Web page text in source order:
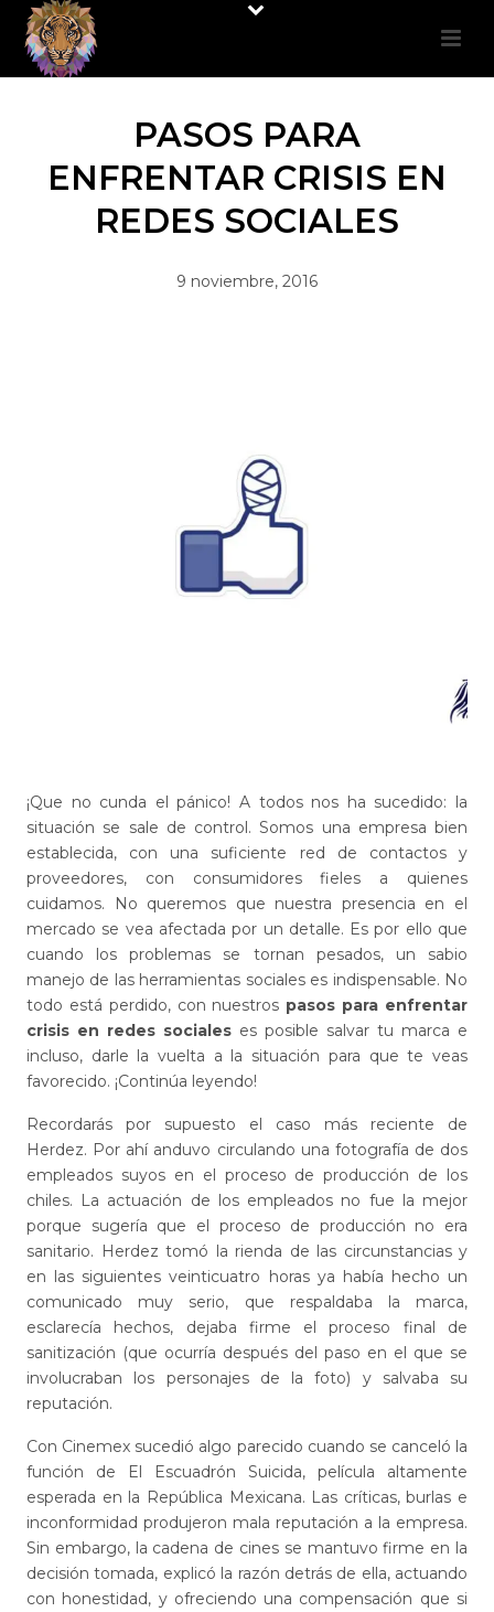
PASOS PARA
ENFRENTAR CRISIS EN
REDES SOCIALES
9 noviembre, 2016
¡Que no cunda el pánico! A todos nos ha sucedido: la
situación se sale de control. Somos una empresa bien
establecida, con una suficiente red de contactos y
proveedores, con consumidores fieles a quienes
cuidamos. No queremos que nuestra presencia en el
mercado se vea afectada por un detalle. Es por ello que
cuando los problemas se tornan pesados, un sabio
manejo de las herramientas sociales es indispensable. No
todo está perdido, con nuestros pasos para enfrentar
crisis en redes sociales es posible salvar tu marca e
incluso, darle la vuelta a la situación para que te veas
favorecido. ¡Continúa leyendo!
Recordarás por supuesto el caso más reciente de
Herdez. Por ahí anduvo circulando una fotografía de dos
empleados suyos en el proceso de producción de los
chiles. La actuación de los empleados no fue la mejor
porque sugería que el proceso de producción no era
sanitario. Herdez tomó la rienda de las circunstancias y
en las siguientes veinticuatro horas ya había hecho un
comunicado muy serio, que respaldaba la marca,
esclarecía hechos, dejaba firme el proceso final de
sanitización (que ocurría después del paso en el que se
involucraban los personajes de la foto) y salvaba su
reputación.
Con Cinemex sucedió algo parecido cuando se canceló la
función de El Escuadrón Suicida, película altamente
esperada en la República Mexicana. Las críticas, burlas e
inconformidad produjeron mala reputación a la empresa.
Sin embargo, la cadena de cines se mantuvo firme en la
decisión tomada, explicó la razón detrás de ella, actuando
con honestidad, y ofreciendo una compensación que si